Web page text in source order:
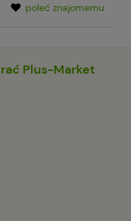
poleć znajomemu
Plus-Market